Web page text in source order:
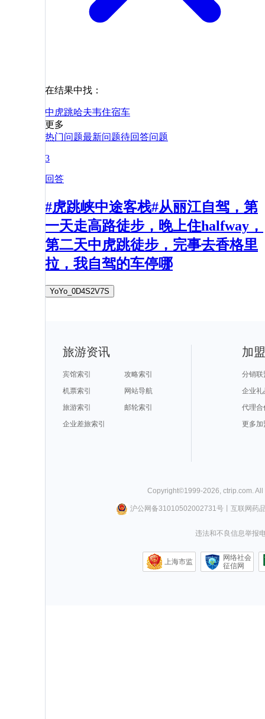
在结果中找：
中虎跳哈夫韦住宿车
更多
热门问题最新问题待回答问题
3
回答
#虎跳峡中途客栈#从丽江自驾，第
一天走高路徒步，晚上住halfway，
第二天中虎跳徒步，完事去香格里
拉，我自驾的车停哪
YoYo_0D4S2V7S
旅游资讯
宾馆索引
攻略索引
机票索引
网站导航
旅游索引
邮轮索引
企业差旅索引
加
分销联
企业礼
代理合
更多加
Copyright©1999-2026 ctrip.com .
沪公网备31010502002731号丨 互联网药
违法和不良信息举报
上海市监
网络社会
征信网